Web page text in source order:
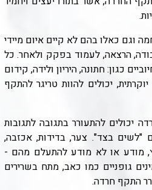
וגם כאלו בהם לא קיים איום מיידי
הרצאה, לעמוד בפקק ולאחר. כל
כגון: חתונה, היריון ולידה, קידום
יכולים להוות טריגר להתקף
יכולים להתעורר בתגובה לתגובות
"לשים בצד". צער, בדידות, אכזבה,
או לא מודע להתעלם מהם -
גופניים כמו כאב, מתח בשרירים
התקף חרדה.